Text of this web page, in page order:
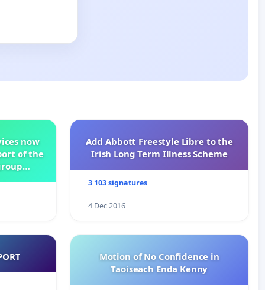
now
of the
Add Abbott Freestyle Libre to the
Irish Long Term Illness Scheme
3 103 signatures
4 Dec 2016
Motion of No Confidence in
Taoiseach Enda Kenny